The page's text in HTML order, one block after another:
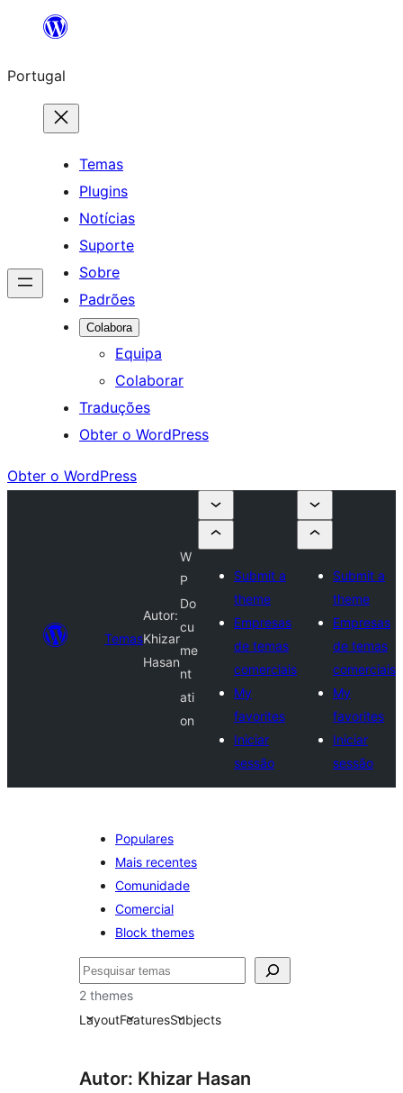
Saltar
o
conteúdo
Portugal
Temas
Plugins
Notícias
Suporte
Sobre
Padrões
Colabora
Equipa
Colaborar
Traduções
Obter o WordPress
Obter o WordPress
Temas
Autor:
Khizar
Hasan
W
P
Do
cu
me
nt
ati
on
Submit a
theme
Empresas
de temas
comerciais
My
favorites
Iniciar
sessão
Submit a
theme
Empresas
de temas
comerciais
My
favorites
Iniciar
sessão
Populares
Mais recentes
Comunidade
Comercial
Block themes
Pesquisar
2 themes
LayoutFeaturesSubjects
Autor: Khizar Hasan